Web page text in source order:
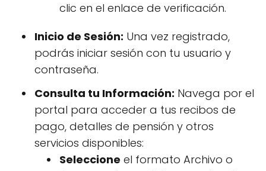
clic en el enlace de verificación.
Inicio de Sesión: Una vez registrado,
podrás iniciar sesión con tu usuario y
contraseña.
Consulta tu Información: Navega por el
portal para acceder a tus recibos de
pago, detalles de pensión y otros
servicios disponibles:
Seleccione el formato Archivo o